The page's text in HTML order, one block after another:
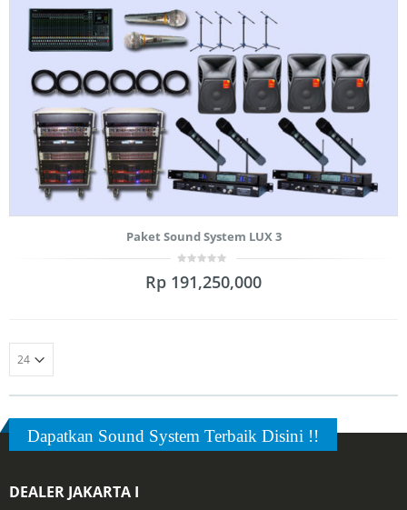
Paket Sound System LUX 3
out
Rp 191,250,000
Dapatkan Sound System Terbaik Disini !!
DEALER JAKARTA I